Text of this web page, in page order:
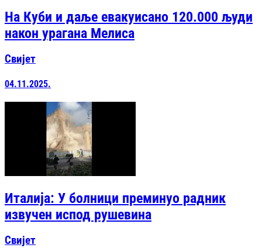
На Куби и даље евакуисано 120.000 људи
након урагана Мелиса
Свијет
04.11.2025.
Италија: У болници преминуо радник
извучен испод рушевина
Свијет